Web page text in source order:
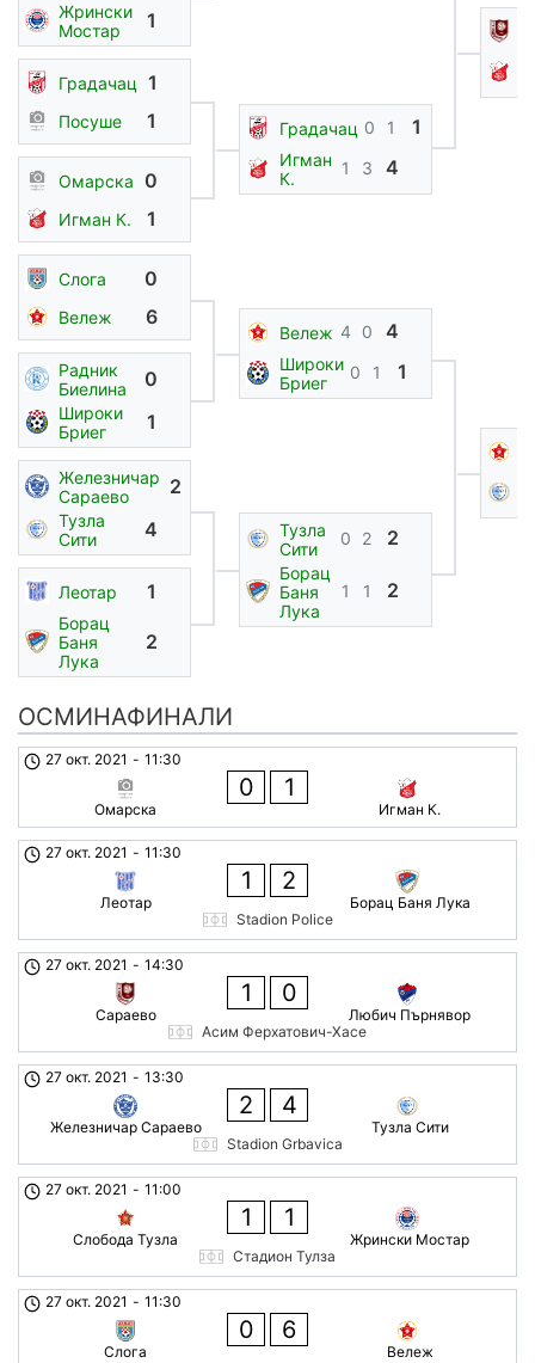
Жрински
Мостар
1
Градачац 1
Посуше 1
Омарска 0
Игман К. 1
Слога 0
Вележ 6
Радник
Биелина
0
Широки
Бриег
1
Железничар
Сараево
2
Тузла
Сити
4
Леотар 1
Борац
Баня
Лука
2
Градачац 0 1 1
Игман
К.
1 3 4
Вележ 4 0 4
Широки
Бриег
0 1 1
Тузла
Сити
0 2 2
Борац
Баня
Лука
1 1 2
ОСМИНАФИНАЛИ
27 окт. 2021 - 11:30
Омарска
0 1
Игман К.
27 окт. 2021 - 11:30
Леотар
1 2
Борац Баня Лука
Stadion Police
27 окт. 2021 - 14:30
Сараево
1 0
Любич Пърнявор
Асим Ферхатович-Хасе
27 окт. 2021 - 13:30
Железничар Сараево
2 4
Тузла Сити
Stadion Grbavica
27 окт. 2021 - 11:00
Слобода Тузла
1 1
Жрински Мостар
Стадион Тулза
27 окт. 2021 - 11:30
Слога
0 6
Вележ